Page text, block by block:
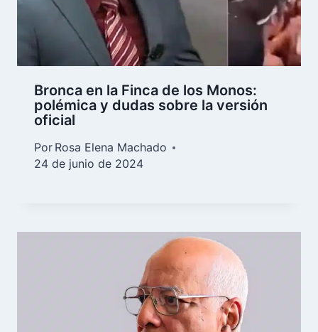
Bronca en la Finca de los Monos:
polémica y dudas sobre la versión
oficial
Por Rosa Elena Machado
24 de junio de 2024